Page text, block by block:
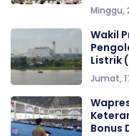
Minggu,
Wakil
Listrik
Jumat,
Bonus